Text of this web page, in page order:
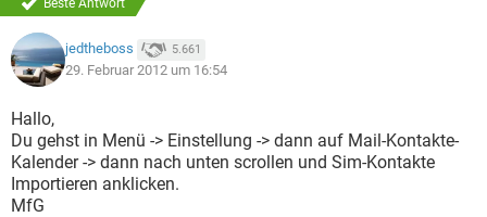
Beste Antwort
jedtheboss 5.661
29. Februar 2012 um 16:54
Hallo,
Du gehst in Menü -> Einstellung -> dann auf Mail-Kontakte-
Kalender -> dann nach unten scrollen und Sim-Kontakte
Importieren anklicken.
MfG